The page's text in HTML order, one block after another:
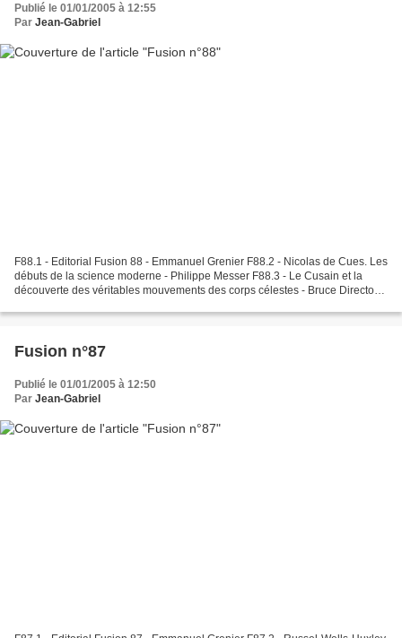
Publié le 01/01/2005 à 12:55
Par Jean-Gabriel
F88.1 - Editorial Fusion 88 - Emmanuel Grenier F88.2 - Nicolas de Cues. Les
débuts de la science moderne - Philippe Messer F88.3 - Le Cusain et la
découverte des véritables mouvements des corps célestes - Bruce Director
Fusion n°87
Publié le 01/01/2005 à 12:50
Par Jean-Gabriel